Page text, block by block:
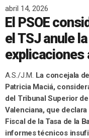
abril 14, 2026
El PSOE
el TSJ anule
explicaciones
A.S./J.M. La concejala
Patricia Maciá,
del Tribunal Superior
Valenciana, que
Fiscal de la Tasa de la
informes técnicos